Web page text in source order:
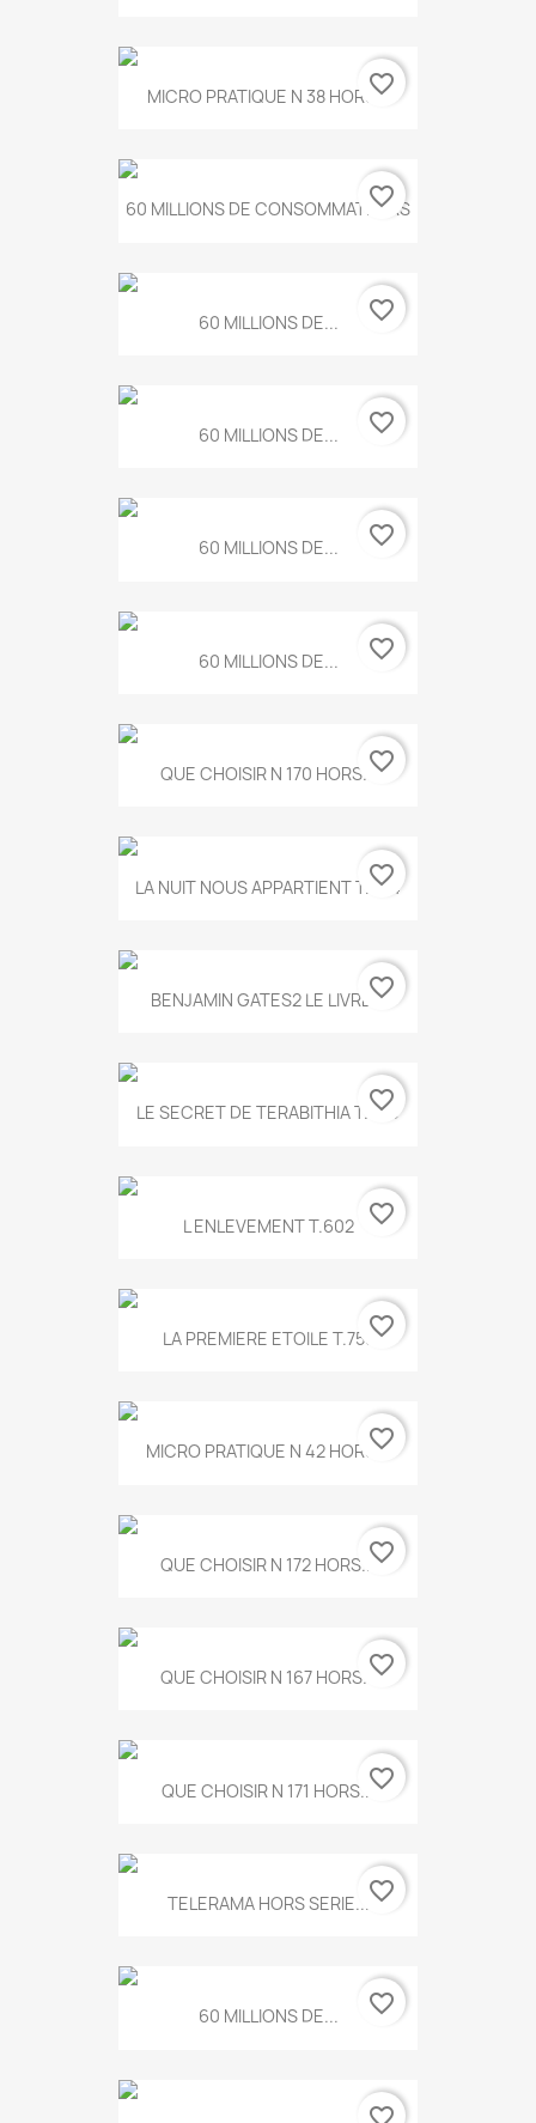
MICRO PRATIQUE N 38 HORS...
favorite_border
60 MILLIONS DE CONSOMMATEURS
favorite_border
60 MILLIONS DE... favorite_border
60 MILLIONS DE... favorite_border
60 MILLIONS DE... favorite_border
60 MILLIONS DE... favorite_border
QUE CHOISIR N 170 HORS...favorite_border
LA NUIT NOUS APPARTIENT T.634
favorite_border
BENJAMIN GATES2 LE LIVRE...
favorite_border
LE SECRET DE TERABITHIA T.560
favorite_border
L ENLEVEMENT T.602 favorite_border
LA PREMIERE ETOILE T.755favorite_border
MICRO PRATIQUE N 42 HORS...
favorite_border
QUE CHOISIR N 172 HORS...favorite_border
QUE CHOISIR N 167 HORS...favorite_border
QUE CHOISIR N 171 HORS...favorite_border
TELERAMA HORS SERIE...favorite_border
60 MILLIONS DE... favorite_border
favorite_border